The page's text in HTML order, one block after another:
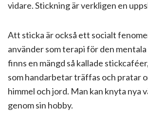
vidare. Stickning är verkligen en
Att sticka är också ett socialt
använder som terapi för den
finns en mängd så kallade
som handarbetar träffas och pratar
himmel och jord. Man kan knyta nya
genom sin hobby.